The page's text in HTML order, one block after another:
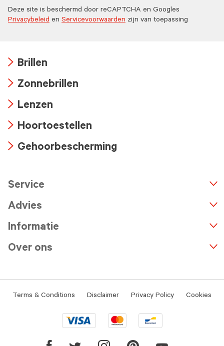
Deze site is beschermd door reCAPTCHA en Googles
Privacybeleid en Servicevoorwaarden zijn van toepassing
icon
Brillen
icon
Zonnebrillen
icon
Lenzen
icon
Hoortoestellen
Gehoorbescherming
Service
Advies
Informatie
Over ons
Terms & Conditions Disclaimer Privacy Policy Cookies
Visa
logo
Mastercard
logo
Bancontact
logo